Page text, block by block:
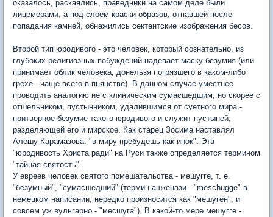
оказалось, раскаялись, праведники на самом деле были
лицемерами, а под слоем краски образов, отпавшей после
попадания камней, обнажились сектантские изображения бесов.
Второй тип юродивого - это человек, который сознательно, из
глубоких религиозных побуждений надевает маску безумия (или
принимает облик человека, донельзя погрязшего в каком-либо
грехе - чаще всего в пьянстве). В данном случае уместнее
проводить аналогию не с клиническим сумасшедшим, но скорее с
отшельником, пустынником, удалившимся от суетного мира -
притворное безумие такого юродивого и служит пустыней,
разделяющей его и мирское. Как старец Зосима наставлял
Алёшу Карамазова: "в миру пребудешь как инок". Эта
"юродивость Христа ради" на Руси также определяется термином
"тайная святость".
У евреев человек святого помешательства - мешугге, т. е.
"безумный", "сумасшедший" (термин ашкенази - "meschugge" в
немецком написании; нередко произносится как "мешуген", и
совсем уж вульгарно - "месшуга"). В какой-то мере мешугге -